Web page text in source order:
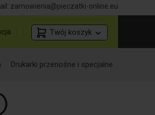
zamowienia@pieczatki-online.eu
Twój koszyk
Drukarki przenośne i specjalne